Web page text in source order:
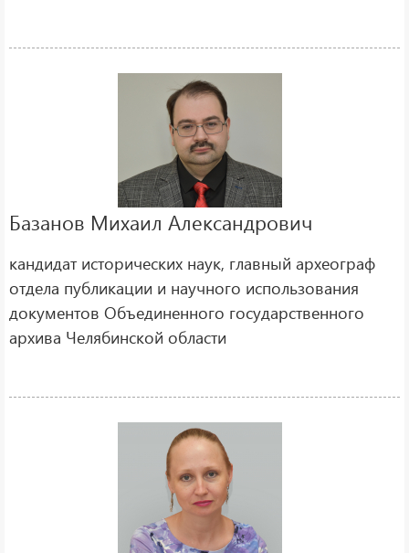
Базанов Михаил Александрович
кандидат исторических наук, главный археограф
отдела публикации и научного использования
документов Объединенного государственного
архива Челябинской области